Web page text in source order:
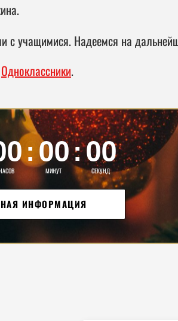
с учащимися. Надеемся на
Одноклассники.
: 00
01
02
03
:
МИНУТ
00
01
02
03
СЕКУНД
ИНФОРМАЦИЯ